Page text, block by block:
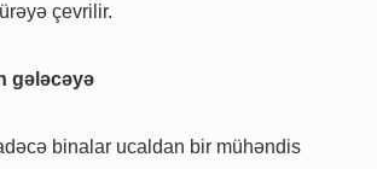
çevrilir.
gələcəyə
binalar ucaldan bir mühəndis